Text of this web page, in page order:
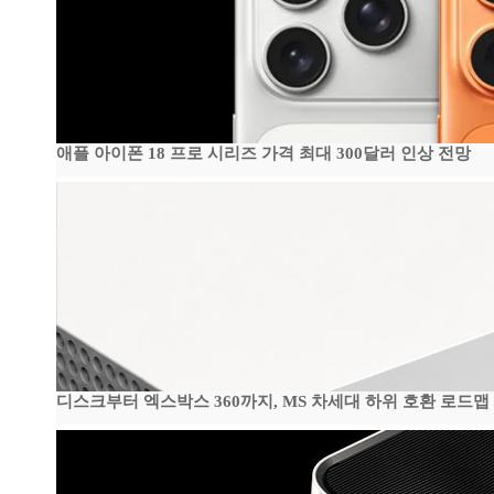
애플 아이폰 18 프로 시리즈 가격 최대 300달러 인상 전망
디스크부터 엑스박스 360까지, MS 차세대 하위 호환 로드맵